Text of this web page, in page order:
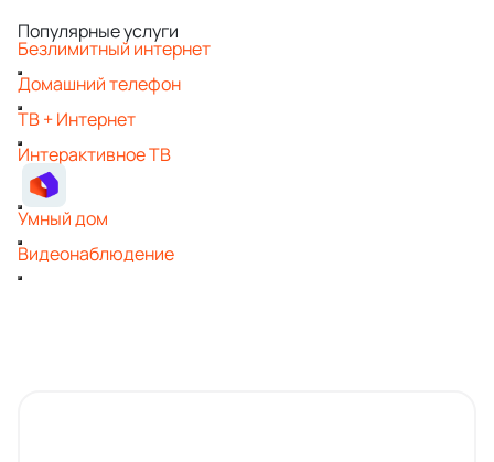
Популярные услуги
Безлимитный интернет
Домашний телефон
ТВ + Интернет
Интерактивное ТВ
Умный дом
Видеонаблюдение